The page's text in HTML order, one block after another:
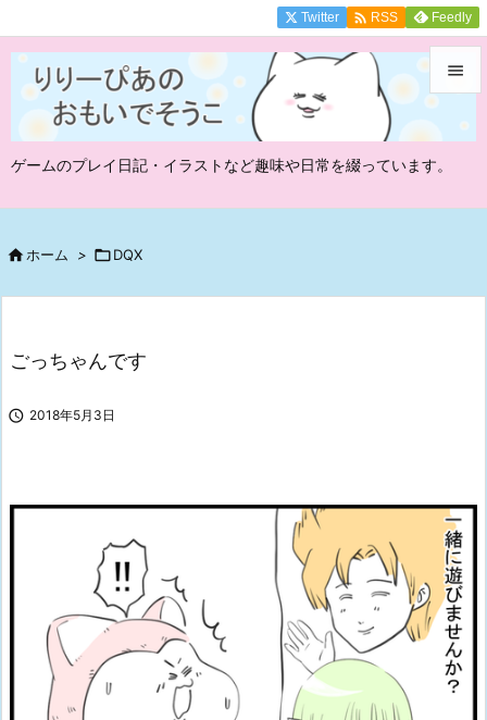
ゲームのプレイ日記・イラストなど趣味や日常を綴っています。

メニュ
Twitter  RSS Feedly
ホーム > DQX
ごっちゃんです
 2018年5月3日